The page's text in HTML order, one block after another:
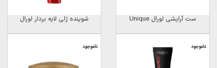
ست آرایشی لورال Unique شوینده ژلی لایه بردار لورال
ناموجود ناموجود